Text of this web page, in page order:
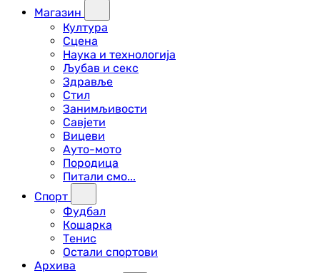
Магазин
Култура
Сцена
Наука и технологија
Љубав и секс
Здравље
Стил
Занимљивости
Савјети
Вицеви
Ауто-мото
Породица
Питали смо...
Спорт
Фудбал
Кошарка
Тенис
Остали спортови
Архива